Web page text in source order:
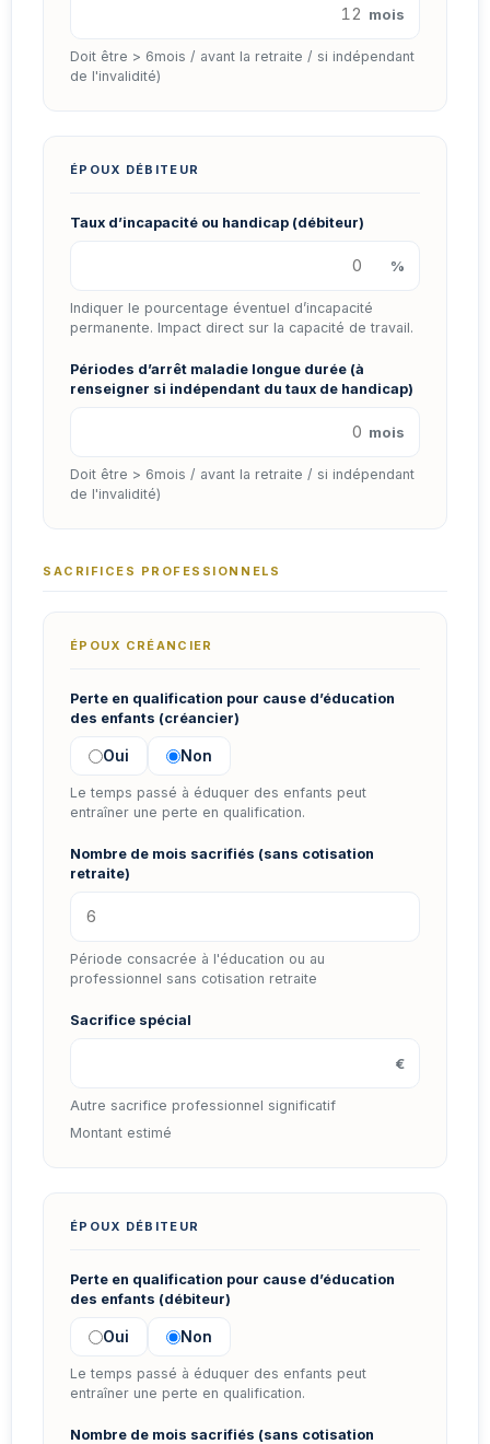
mois
Doit être > 6mois / avant la retraite / si indépendant
de l'invalidité)
ÉPOUX DÉBITEUR
Taux d’incapacité ou handicap (débiteur)
%
Indiquer le pourcentage éventuel d’incapacité
permanente. Impact direct sur la capacité de travail.
Périodes d’arrêt maladie longue durée (à
renseigner si indépendant du taux de handicap)
mois
Doit être > 6mois / avant la retraite / si indépendant
de l'invalidité)
SACRIFICES PROFESSIONNELS
ÉPOUX CRÉANCIER
Perte en qualification pour cause d’éducation
des enfants (créancier)
Oui Non
Le temps passé à éduquer des enfants peut
entraîner une perte en qualification.
Nombre de mois sacrifiés (sans cotisation
retraite)
Période consacrée à l'éducation ou au
professionnel sans cotisation retraite
Sacrifice spécial
€
Autre sacrifice professionnel significatif
Montant estimé
ÉPOUX DÉBITEUR
Perte en qualification pour cause d’éducation
des enfants (débiteur)
Oui Non
Le temps passé à éduquer des enfants peut
entraîner une perte en qualification.
Nombre de mois sacrifiés (sans cotisation